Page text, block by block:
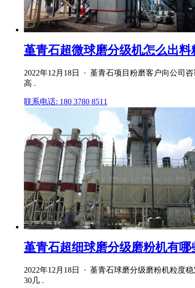
堇青石超微球磨分级机怎么出料
2022年12月18日 · 堇青石项目粉磨客户向公司
高 .
联系电话: 180 3780 8511
堇青石超细球磨分级磨粉机有
2022年12月18日 · 堇青石球磨分级磨粉机粒度
30几 .